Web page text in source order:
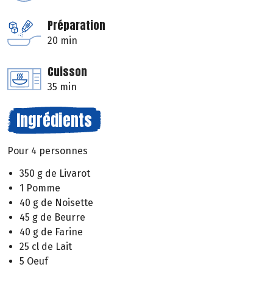
Préparation
20 min
Cuisson
35 min
Ingrédients
Pour 4 personnes
350 g de Livarot
1 Pomme
40 g de Noisette
45 g de Beurre
40 g de Farine
25 cl de Lait
5 Oeuf